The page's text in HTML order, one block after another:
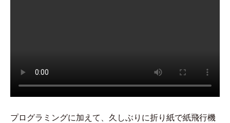
プログラミングに加えて、久しぶりに折り紙で紙飛行機